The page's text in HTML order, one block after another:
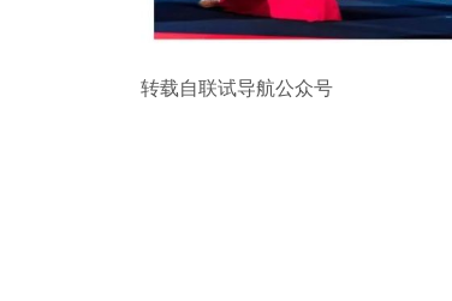
转载自联试导航公众号